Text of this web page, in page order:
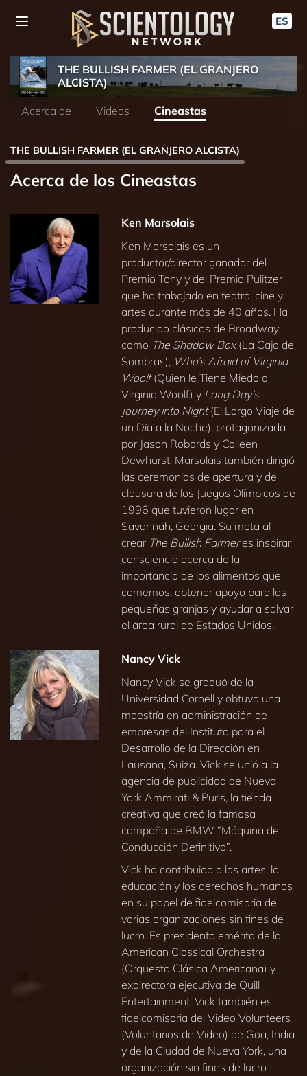
ES
THE BULLISH FARMER (EL GRANJERO
ALCISTA)
Acerca de Videos Cineastas
THE BULLISH FARMER (EL GRANJERO ALCISTA)
Acerca de los Cineastas
Ken Marsolais
Ken Marsolais es un
productor/director ganador del
Premio Tony y del Premio Pulitzer
que ha trabajado en teatro, cine y
artes durante más de 40 años. Ha
producido clásicos de Broadway
como The Shadow Box(La Caja de
Sombras), Who’s Afraid of Virginia
Woolf(Quien le Tiene Miedo a
Virginia Woolf) y Long Day’s
Journey into Night(El Largo Viaje de
un Día a la Noche), protagonizada
por Jason Robards y Colleen
Dewhurst. Marsolais también dirigió
las ceremonias de apertura y de
clausura de los Juegos Olímpicos de
1996 que tuvieron lugar en
Savannah, Georgia. Su meta al
crear The Bullish Farmeres inspirar
consciencia acerca de la
importancia de los alimentos que
comemos, obtener apoyo para las
pequeñas granjas y ayudar a salvar
el área rural de Estados Unidos.
Nancy Vick
Nancy Vick se graduó de la
Universidad Cornell y obtuvo una
maestría en administración de
empresas del Instituto para el
Desarrollo de la Dirección en
Lausana, Suiza. Vick se unió a la
agencia de publicidad de Nueva
York Ammirati & Puris, la tienda
creativa que creó la famosa
campaña de BMW “Máquina de
Conducción Definitiva”.
Vick ha contribuido a las artes, la
educación y los derechos humanos
en su papel de fideicomisaria de
varias organizaciones sin fines de
lucro. Es presidenta emérita de la
American Classical Orchestra
(Orquesta Clásica Americana) y
exdirectora ejecutiva de Quill
Entertainment. Vick también es
fideicomisaria del Video Volunteers
(Voluntarios de Video) de Goa, India
y de la Ciudad de Nueva York, una
organización sin fines de lucro